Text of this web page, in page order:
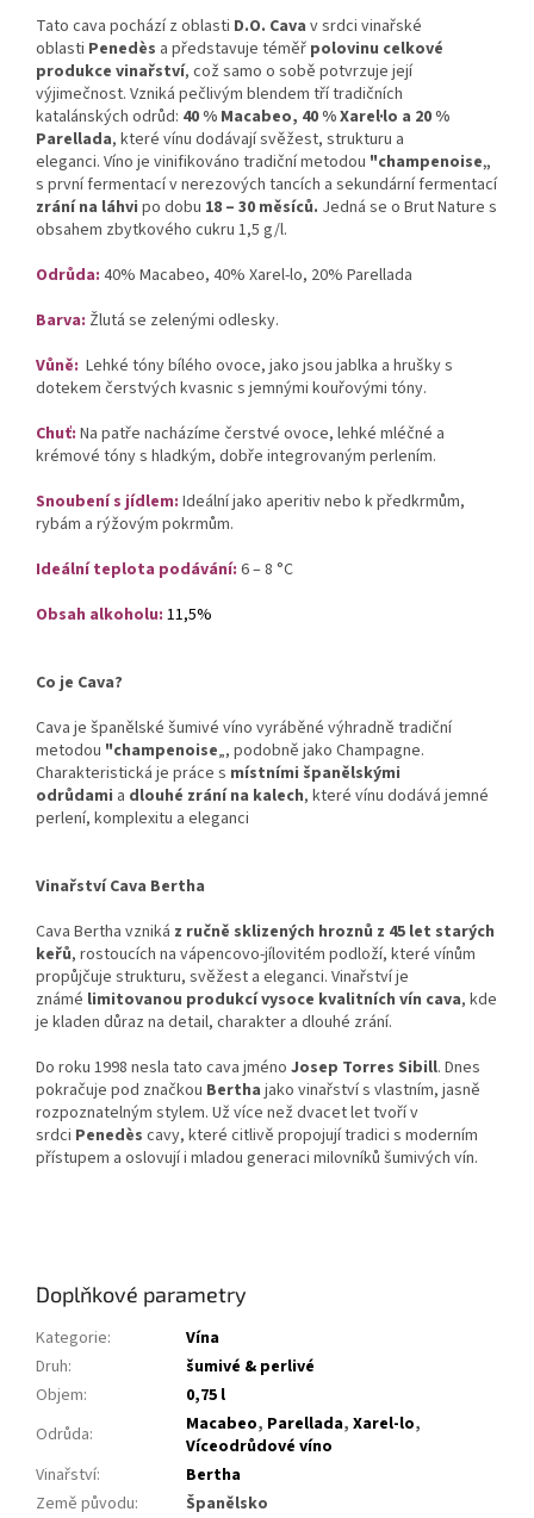
Tato cava pochází z oblasti D.O. Cava v srdci vinařské
oblasti Penedès a představuje téměř polovinu celkové
produkce vinařství, což samo o sobě potvrzuje její
výjimečnost. Vzniká pečlivým blendem tří tradičních
katalánských odrůd: 40 % Macabeo, 40 % Xarel·lo a 20 %
Parellada, které vínu dodávají svěžest, strukturu a
eleganci. Víno je vinifikováno tradiční metodou "champenoise„
s první fermentací v nerezových tancích a sekundární fermentací
zrání na láhvi po dobu 18 – 30 měsíců. Jedná se o Brut Nature s
obsahem zbytkového cukru 1,5 g/l.
Odrůda: 40% Macabeo, 40% Xarel-lo, 20% Parellada
Barva: Žlutá se zelenými odlesky.
Vůně: Lehké tóny bílého ovoce, jako jsou jablka a hrušky s
dotekem čerstvých kvasnic s jemnými kouřovými tóny.
Chuť: Na patře nacházíme čerstvé ovoce, lehké mléčné a
krémové tóny s hladkým, dobře integrovaným perlením.
Snoubení s jídlem: Ideální jako aperitiv nebo k předkrmům,
rybám a rýžovým pokrmům.
Ideální teplota podávání: 6 – 8 °C
Obsah alkoholu: 11,5%
Co je Cava?
Cava je španělské šumivé víno vyráběné výhradně tradiční
metodou "champenoise„, podobně jako Champagne.
Charakteristická je práce s místními španělskými
odrůdami a dlouhé zrání na kalech, které vínu dodává jemné
perlení, komplexitu a eleganci
Vinařství Cava Bertha
Cava Bertha vzniká z ručně sklizených hroznů z 45 let starých
keřů, rostoucích na vápencovo-jílovitém podloží, které vínům
propůjčuje strukturu, svěžest a eleganci. Vinařství je
známé limitovanou produkcí vysoce kvalitních vín cava, kde
je kladen důraz na detail, charakter a dlouhé zrání.
Do roku 1998 nesla tato cava jméno Josep Torres Sibill. Dnes
pokračuje pod značkou Bertha jako vinařství s vlastním, jasně
rozpoznatelným stylem. Už více než dvacet let tvoří v
srdci Penedès cavy, které citlivě propojují tradici s moderním
přístupem a oslovují i mladou generaci milovníků šumivých vín.
Doplňkové parametry
Kategorie:
Vína
Druh:
šumivé & perlivé
Objem:
0,75 l
Odrůda: Macabeo, Parellada, Xarel-lo,
Víceodrůdové víno
Vinařství:
Bertha
Země původu:
Španělsko